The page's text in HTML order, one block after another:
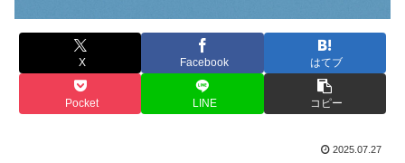
X Facebook はてブ
Pocket LINE コピー
2025.07.27